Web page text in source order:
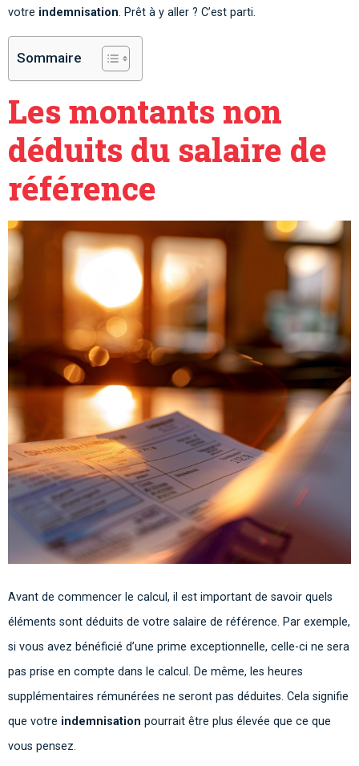
votre indemnisation. Prêt à y aller ? C’est parti.
Sommaire
Les montants non
déduits du salaire de
référence
Avant de commencer le calcul, il est important de savoir quels
éléments sont déduits de votre salaire de référence. Par exemple,
si vous avez bénéficié d’une prime exceptionnelle, celle-ci ne sera
pas prise en compte dans le calcul. De même, les heures
supplémentaires rémunérées ne seront pas déduites. Cela signifie
que votre indemnisation pourrait être plus élevée que ce que
vous pensez.